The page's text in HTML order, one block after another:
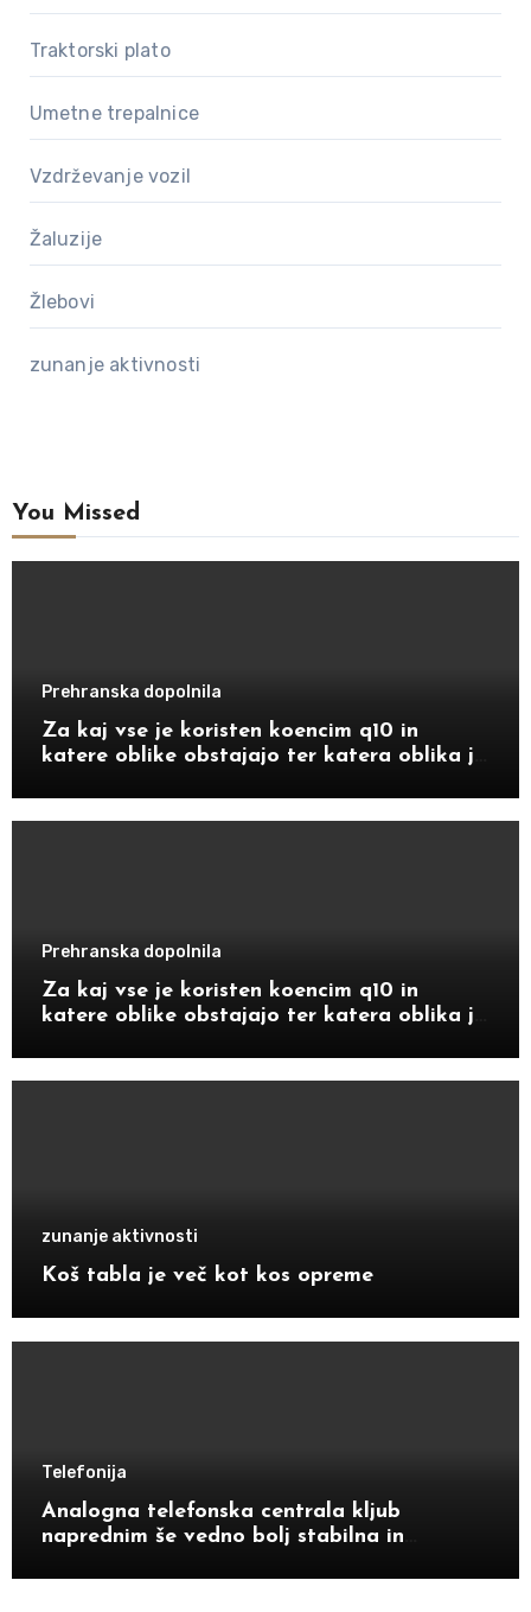
Traktorski plato
Umetne trepalnice
Vzdrževanje vozil
Žaluzije
Žlebovi
zunanje aktivnosti
You Missed
Prehranska dopolnila
Za kaj vse je koristen koencim q10 in
katere oblike obstajajo ter katera oblika je
Prehranska dopolnila
Za kaj vse je koristen koencim q10 in
katere oblike obstajajo ter katera oblika je
zunanje aktivnosti
Koš tabla je več kot kos opreme
Telefonija
Analogna telefonska centrala kljub
naprednim še vedno bolj stabilna in